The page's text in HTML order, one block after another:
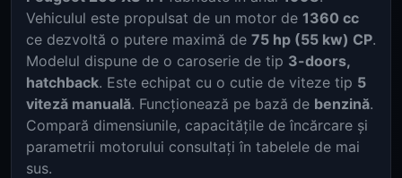
Vehiculul este propulsat de un motor de 1360 cc
ce dezvoltă o putere maximă de 75 hp (55 kw) CP.
Modelul dispune de o caroserie de tip 3-doors,
hatchback. Este echipat cu o cutie de viteze tip 5
viteză manuală. Funcționează pe bază de benzină.
Compară dimensiunile, capacitățile de încărcare și
parametrii motorului consultați în tabelele de mai
sus.